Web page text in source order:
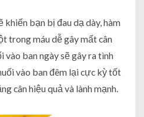
khiến bạn bị đau dạ dày, hàm
trong máu dễ gây mất cân
vào ban ngày sẽ gây ra tình
vào ban đêm lại cực kỳ tốt
cân hiệu quả và lành mạnh.